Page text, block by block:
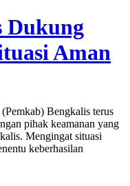
Dukung
Aman
Bengkalis terus
pihak keamanan yang
Mengingat situasi
keberhasilan